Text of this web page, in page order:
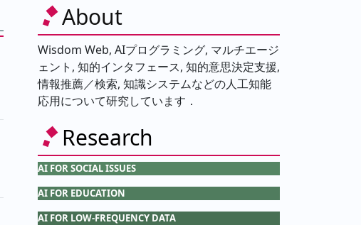
About
Wisdom Web, AIプログラミング, マルチエージ
ェント, 知的インタフェース, 知的意思決定支援,
情報推薦／検索, 知識システムなどの人工知能
応用について研究しています．
Research
AI FOR SOCIAL ISSUES
AI FOR EDUCATION
AI FOR LOW-FREQUENCY DATA